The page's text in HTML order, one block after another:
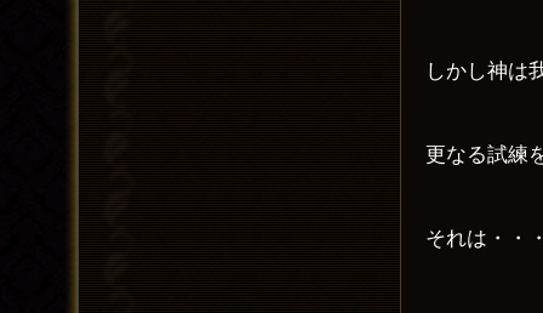
しかし神は
更なる試練
それは・・